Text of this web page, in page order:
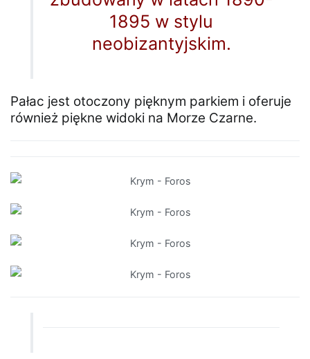
1895 w stylu
neobizantyjskim.
Pałac jest otoczony pięknym parkiem i oferuje
również piękne widoki na Morze Czarne.